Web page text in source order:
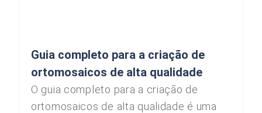
Guia completo para a criação de
ortomosaicos de alta qualidade
O guia completo para a criação de
ortomosaicos de alta qualidade é uma